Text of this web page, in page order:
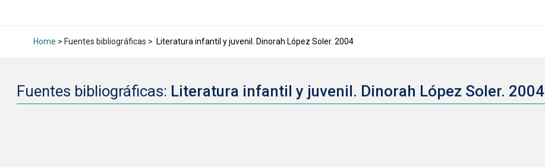
Home > Fuentes bibliográficas > Literatura infantil y juvenil. Dinorah López Soler. 2004
Fuentes bibliográficas: Literatura infantil y juvenil. Dinorah López Soler. 2004